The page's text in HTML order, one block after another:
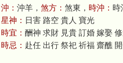
沖： 沖羊， 煞方： 煞東， 時沖： 時
星神： 日害 路空 貴人 寶光
時宜： 酬神 求財 見貴 訂婚 嫁娶
時忌： 赴任 出行 祭祀 祈福 齋醮